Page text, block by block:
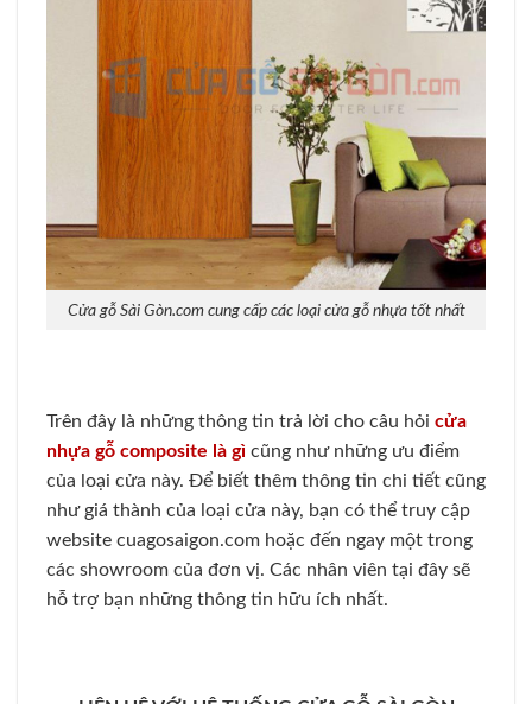
Cửa gỗ Sài Gòn.com cung cấp các loại cửa gỗ nhựa tốt nhất
Trên đây là những thông tin trả lời cho câu hỏi cửa
nhựa gỗ composite là gì cũng như những ưu điểm
của loại cửa này. Để biết thêm thông tin chi tiết cũng
như giá thành của loại cửa này, bạn có thể truy cập
website cuagosaigon.com hoặc đến ngay một trong
các showroom của đơn vị. Các nhân viên tại đây sẽ
hỗ trợ bạn những thông tin hữu ích nhất.